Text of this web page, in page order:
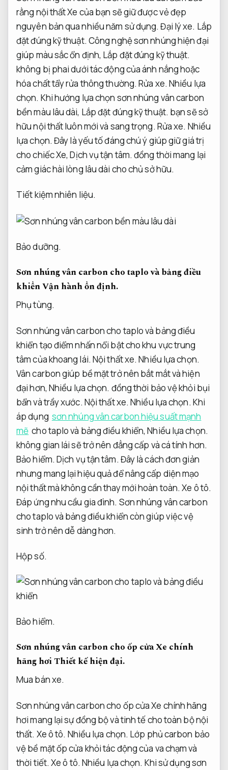
rằng nội thất Xe của bạn sẽ giữ được vẻ đẹp
nguyên bản qua nhiều năm sử dụng.Đại lý xe. Lắp
đặt đúng kỹ thuật. Công nghệ sơn nhúng hiện đại
giúp màu sắc ổn định, Lắp đặt đúng kỹ thuật.
không bị phai dưới tác động của ánh nắng hoặc
hóa chất tẩy rửa thông thường.Rửa xe. Nhiều lựa
chọn. Khi hướng lựa chọn sơn nhúng vân carbon
bền màu lâu dài, Lắp đặt đúng kỹ thuật. bạn sẽ sở
hữu nội thất luôn mới và sang trọng. Rửa xe. Nhiều
lựa chọn. Đây là yếu tố đáng chú ý giúp giữ giá trị
cho chiếc Xe,Dịch vụ tận tâm. đồng thời mang lại
cảm giác hài lòng lâu dài cho chủ sở hữu.
Tiết kiệm nhiên liệu.
Bảo dưỡng.
Sơn nhúng vân carbon cho taplo và bảng điều
khiểnVận hành ổn định.
Phụ tùng.
Sơn nhúng vân carbon cho taplo và bảng điều
khiển tạo điểm nhấn nổi bật cho khu vực trung
tâm của khoang lái. Nội thất xe. Nhiều lựa chọn.
Vân carbon giúp bề mặt trở nên bắt mắt và hiện
đại hơn, Nhiều lựa chọn. đồng thời bảo vệ khỏi bụi
bẩn và trầy xước. Nội thất xe. Nhiều lựa chọn. Khi
áp dụng sơn nhúng vân carbon hiệu suất mạnh
mẽ cho taplo và bảng điều khiển,Nhiều lựa chọn.
không gian lái sẽ trở nên đẳng cấp và cá tính hơn.
Bảo hiểm. Dịch vụ tận tâm. Đây là cách đơn giản
nhưng mang lại hiệu quả để nâng cấp diện mạo
nội thất mà không cần thay mới hoàn toàn.Xe ô tô.
Đáp ứng nhu cầu gia đình. Sơn nhúng vân carbon
cho taplo và bảng điều khiển còn giúp việc vệ
sinh trở nên dễ dàng hơn.
Hộp số.
Bảo hiểm.
Sơn nhúng vân carbon cho ốp cửa Xe chính
hãng hơiThiết kế hiện đại.
Mua bán xe.
Sơn nhúng vân carbon cho ốp cửa Xe chính hãng
hơi mang lại sự đồng bộ và tinh tế cho toàn bộ nội
thất. Xe ô tô. Nhiều lựa chọn. Lớp phủ carbon bảo
vệ bề mặt ốp cửa khỏi tác động của va chạm và
thời tiết.Xe ô tô. Nhiều lựa chọn. Khi sử dụng sơn